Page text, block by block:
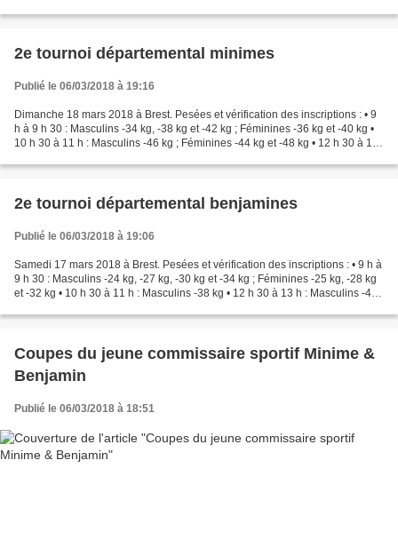
2e tournoi départemental minimes
Publié le 06/03/2018 à 19:16
Dimanche 18 mars 2018 à Brest. Pesées et vérification des inscriptions : • 9
h à 9 h 30 : Masculins -34 kg, -38 kg et -42 kg ; Féminines -36 kg et -40 kg •
10 h 30 à 11 h : Masculins -46 kg ; Féminines -44 kg et -48 kg • 12 h 30 à 13
2e tournoi départemental benjamines
Publié le 06/03/2018 à 19:06
Samedi 17 mars 2018 à Brest. Pesées et vérification des inscriptions : • 9 h à
9 h 30 : Masculins -24 kg, -27 kg, -30 kg et -34 kg ; Féminines -25 kg, -28 kg
et -32 kg • 10 h 30 à 11 h : Masculins -38 kg • 12 h 30 à 13 h : Masculins -42
Coupes du jeune commissaire sportif Minime &
Benjamin
Publié le 06/03/2018 à 18:51